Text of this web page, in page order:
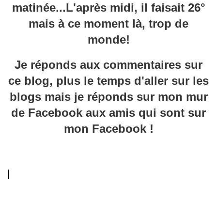
matinée...L'après midi, il faisait 26°
mais à ce moment là, trop de
monde!
Je réponds aux commentaires sur
ce blog, plus le temps d'aller sur les
blogs mais je réponds sur mon mur
de Facebook aux amis qui sont sur
mon Facebook !